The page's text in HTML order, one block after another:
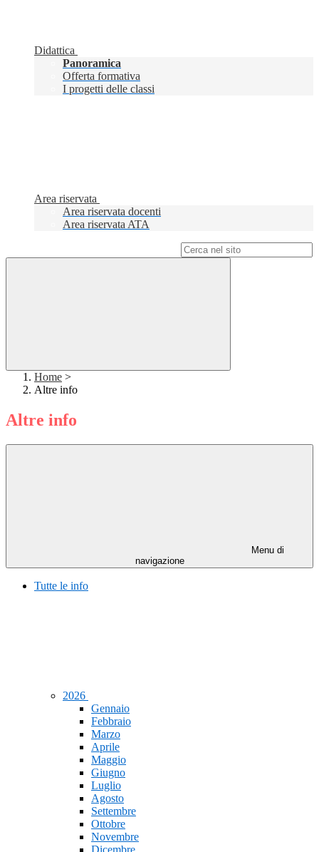
Didattica
Panoramica
Offerta formativa
I progetti delle classi
Area riservata
Area riservata docenti
Area riservata ATA
Home >
Altre info
Altre info
Menu di
navigazione
Tutte le info
2026
Gennaio
Febbraio
Marzo
Aprile
Maggio
Giugno
Luglio
Agosto
Settembre
Ottobre
Novembre